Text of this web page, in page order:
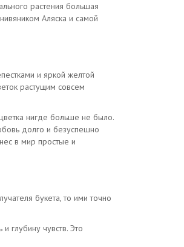
растения большая
Аляска и самой
и яркой желтой
растущим совсем
нигде больше не было.
долго и безуспешно
в мир простые и
букета, то ими точно
глубину чувств. Это